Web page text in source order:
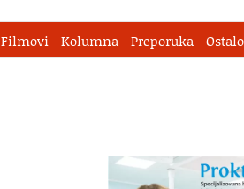
Filmovi Kolumna Preporuka Ostalo